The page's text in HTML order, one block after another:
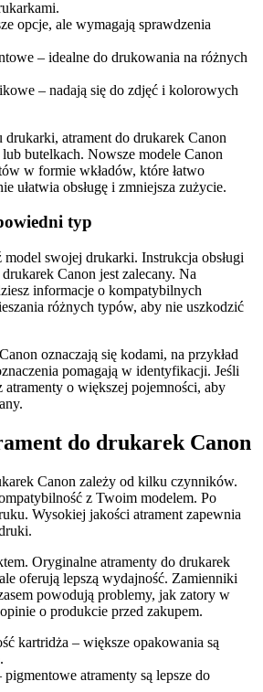
opcje, ale wymagają sprawdzenia
– idealne do drukowania na różnych
– nadają się do zdjęć i kolorowych
drukarki, atrament do drukarek Canon
butelkach. Nowsze modele Canon
w formie wkładów, które łatwo
ułatwia obsługę i zmniejsza zużycie.
typ
model swojej drukarki. Instrukcja obsługi
Canon jest zalecany. Na
informacje o kompatybilnych
różnych typów, aby nie uszkodzić
oznaczają się kodami, na przykład
pomagają w identyfikacji. Jeśli
o większej pojemności, aby
do drukarek Canon
Canon zależy od kilku czynników.
z Twoim modelem. Po
Wysokiej jakości atrament zapewnia
Oryginalne atramenty do drukarek
oferują lepszą wydajność. Zamienniki
powodują problemy, jak zatory w
o produkcie przed zakupem.
kartridża – większe opakowania są
pigmentowe atramenty są lepsze do